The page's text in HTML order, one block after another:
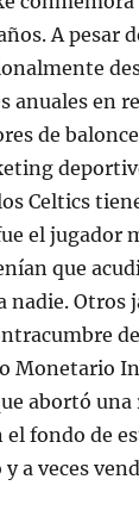
A pesar
anuales en
de
Celtics
el jugador
que
nadie. Otros
Monetario
abortó
el fondo de
a veces